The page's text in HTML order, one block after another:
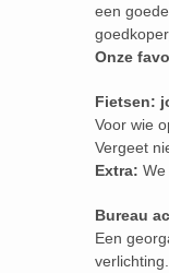
een
Onze
Fietsen:
Voor wie
Vergeet
Extra:
Bureau
Een